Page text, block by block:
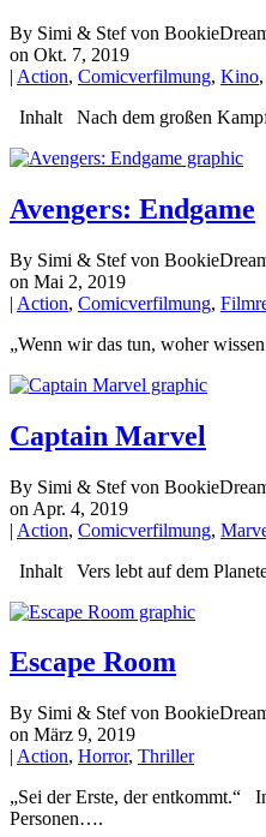
By Simi & Stef von
on Okt. 7, 2019
| Action, Comicverfilmung, Kino,
Inhalt Nach dem großen
Avengers: Endgame
By Simi & Stef von
on Mai 2, 2019
| Action, Comicverfilmung,
„Wenn wir das tun, woher
Captain Marvel
By Simi & Stef von
on Apr. 4, 2019
| Action, Comicverfilmung,
Inhalt Vers lebt auf dem
Escape Room
By Simi & Stef von
on März 9, 2019
| Action, Horror, Thriller
„Sei der Erste, der entkommt.“
Personen….